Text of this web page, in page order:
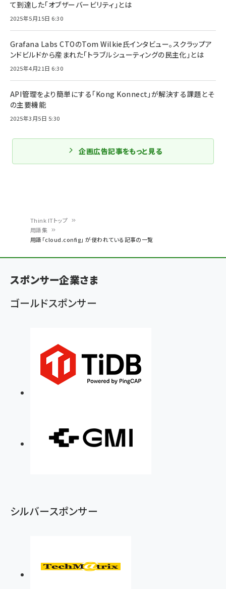
ン
く
ず
Think ITトップ
用語集
用語「cloud.config」 が使われている記事の一覧
て到達した「オブザーバービリティ」とは
2025年5月15日 6:30
Grafana Labs CTOのTom Wilkie氏インタビュー。スクラップア
ンドビルドから産まれた「トラブルシューティングの民主化」とは
2025年4月21日 6:30
API管理をより簡単にする「Kong Konnect」が解決する課題とそ
の主要機能
2025年3月5日 5:30
企画広告記事をもっと見る
スポンサー企業さま
ゴールドスポンサー
シルバースポンサー